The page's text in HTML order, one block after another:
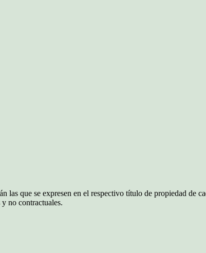
las que se expresen en el respectivo título de propiedad de
no contractuales.